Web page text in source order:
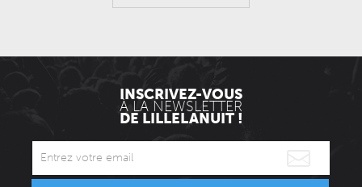
INSCRIVEZ-VOUS
À LA NEWSLETTER
DE LILLELANUIT !